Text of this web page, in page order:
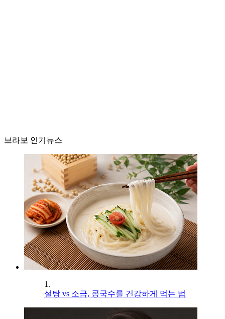
브라보 인기뉴스
1.
설탕 vs 소금, 콩국수를 건강하게 먹는 법